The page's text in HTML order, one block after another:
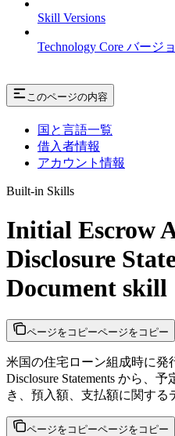
Skill Versions
Technology Core バージ
このページの内容
国と言語一覧
借入者情報
アカウント情報
Built-in Skills
Initial Escrow
Disclosure
Document skill
ページをコピーページをコピー
米国の住宅ローン組成時に発
Disclosure Statements から、
き、預入額、支払額に関する
ページをコピーページをコピー